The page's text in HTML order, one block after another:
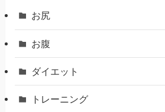
お尻
お腹
ダイエット
トレーニング